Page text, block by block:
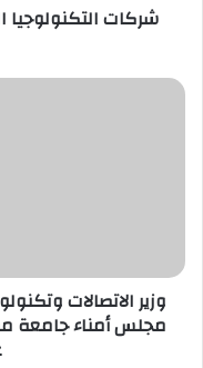
شركات
وزير
أمناء
جامعة
مصر
للمعلوماتية
وزير الاتصالات
مجلس أمناء جامعة